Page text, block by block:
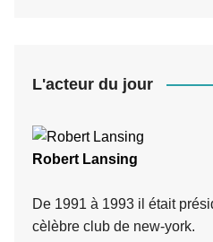
L'acteur du jour
Robert Lansing
De 1991 à 1993 il était
cèlèbre club de new-york.